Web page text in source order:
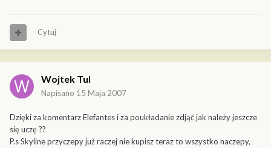
Cytuj
Wojtek Tul
Napisano 15 Maja 2007
Dzięki za komentarz Elefantes i za poukładanie zdjąć jak należy jeszcze
się uczę ??
P.s Skyline przyczepy już raczej nie kupisz teraz to wszystko naczepy,